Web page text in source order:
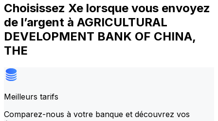
Choisissez Xe lorsque vous envoyez
de l’argent à AGRICULTURAL
DEVELOPMENT BANK OF CHINA,
THE
Meilleurs tarifs
Comparez-nous à votre banque et découvrez vos